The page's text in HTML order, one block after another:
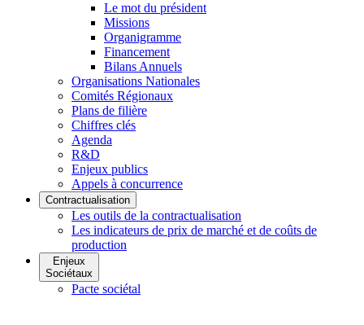
Le mot du président
Missions
Organigramme
Financement
Bilans Annuels
Organisations Nationales
Comités Régionaux
Plans de filière
Chiffres clés
Agenda
R&D
Enjeux publics
Appels à concurrence
Contractualisation
Les outils de la contractualisation
Les indicateurs de prix de marché et de coûts de
production
Enjeux
Sociétaux
Pacte sociétal